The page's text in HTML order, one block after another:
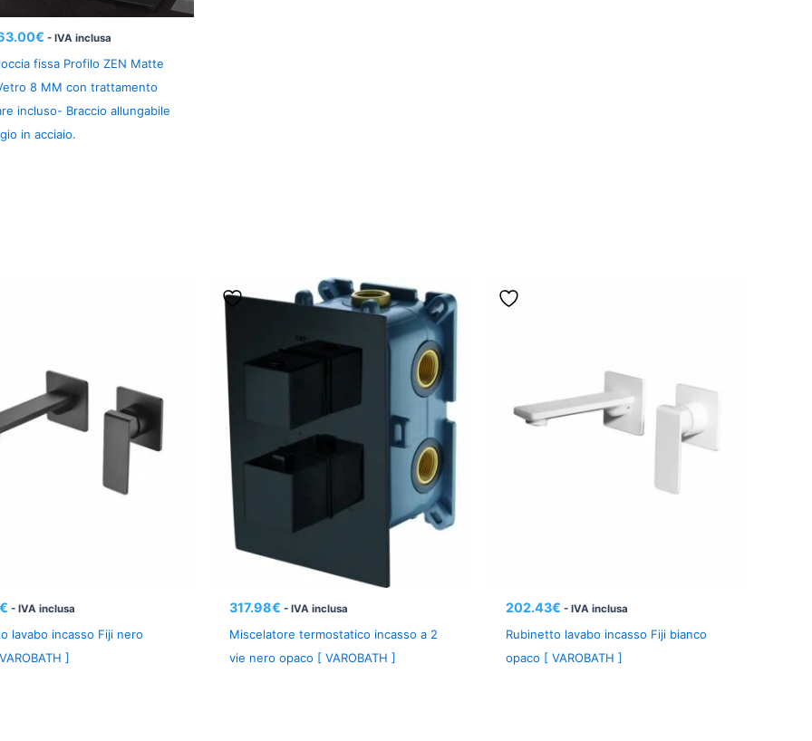
€ - IVA inclusa
fissa Profilo ZEN Matte
8 MM con trattamento
incluso- Braccio allungabile
in acciaio.
€ - IVA inclusa
lavabo incasso Fiji nero
]
317.98€ - IVA inclusa
Miscelatore termostatico incasso a 2
vie nero opaco [ VAROBATH ]
202.43€ - IVA inclusa
Rubinetto lavabo incasso Fiji bianco
opaco [ VAROBATH ]